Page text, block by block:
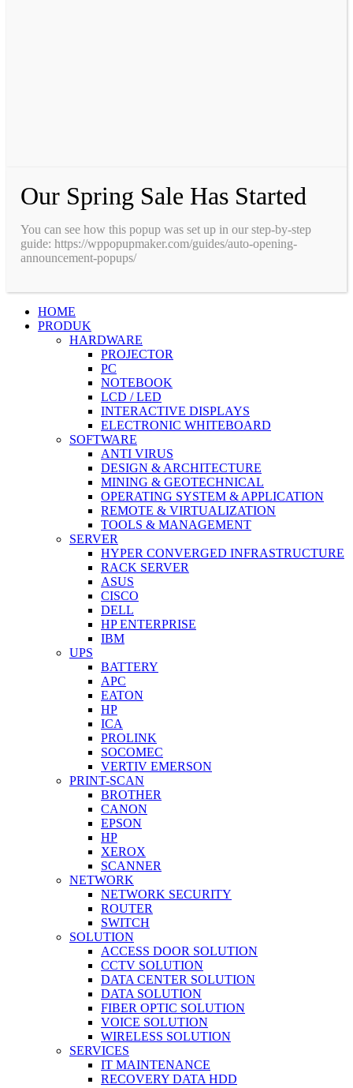
Our Spring Sale Has Started
You can see how this popup was set up in our step-by-step
guide: https://wppopupmaker.com/guides/auto-opening-
announcement-popups/
HOME
PRODUK
HARDWARE
PROJECTOR
PC
NOTEBOOK
LCD / LED
INTERACTIVE DISPLAYS
ELECTRONIC WHITEBOARD
SOFTWARE
ANTI VIRUS
DESIGN & ARCHITECTURE
MINING & GEOTECHNICAL
OPERATING SYSTEM & APPLICATION
REMOTE & VIRTUALIZATION
TOOLS & MANAGEMENT
SERVER
HYPER CONVERGED INFRASTRUCTURE
RACK SERVER
ASUS
CISCO
DELL
HP ENTERPRISE
IBM
UPS
BATTERY
APC
EATON
HP
ICA
PROLINK
SOCOMEC
VERTIV EMERSON
PRINT-SCAN
BROTHER
CANON
EPSON
HP
XEROX
SCANNER
NETWORK
NETWORK SECURITY
ROUTER
SWITCH
SOLUTION
ACCESS DOOR SOLUTION
CCTV SOLUTION
DATA CENTER SOLUTION
DATA SOLUTION
FIBER OPTIC SOLUTION
VOICE SOLUTION
WIRELESS SOLUTION
SERVICES
IT MAINTENANCE
RECOVERY DATA HDD